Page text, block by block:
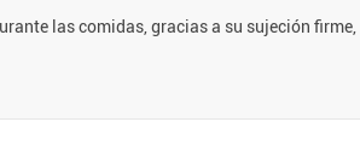
las comidas, gracias a su sujeción firme,